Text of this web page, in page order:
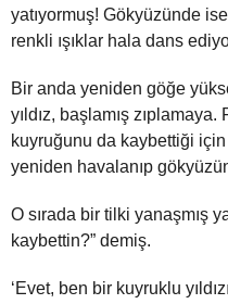
yatıyormuş! Gökyüzünde
renkli ışıklar hala dans
Bir anda yeniden göğe
yıldız, başlamış
kuyruğunu da kaybettiği
yeniden havalanıp
O sırada bir tilki yanaşmış
kaybettin?” demiş.
‘Evet, ben bir kuyruklu